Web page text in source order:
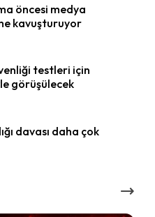
öncesi medya
kavuşturuyor
testleri için
görüşülecek
davası daha çok